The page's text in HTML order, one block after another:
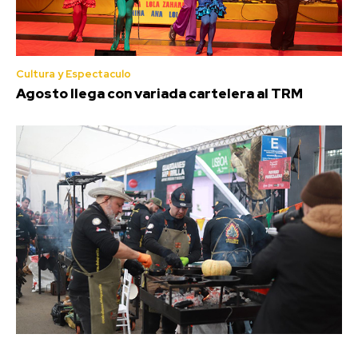
Cultura y Espectaculo
Agosto llega con variada cartelera al TRM